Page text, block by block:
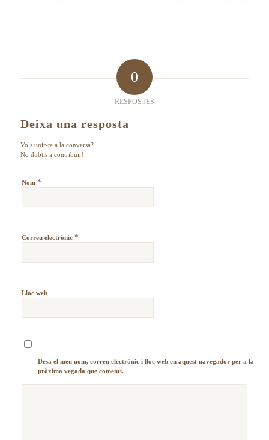
0
RESPOSTES
Deixa una resposta
Vols unir-te a la conversa?
No dubtis a contribuir!
Nom *
Correu electrònic *
Lloc web
Desa el meu nom, correu electrònic i lloc web en aquest navegador per a la
pròxima vegada que comenti.